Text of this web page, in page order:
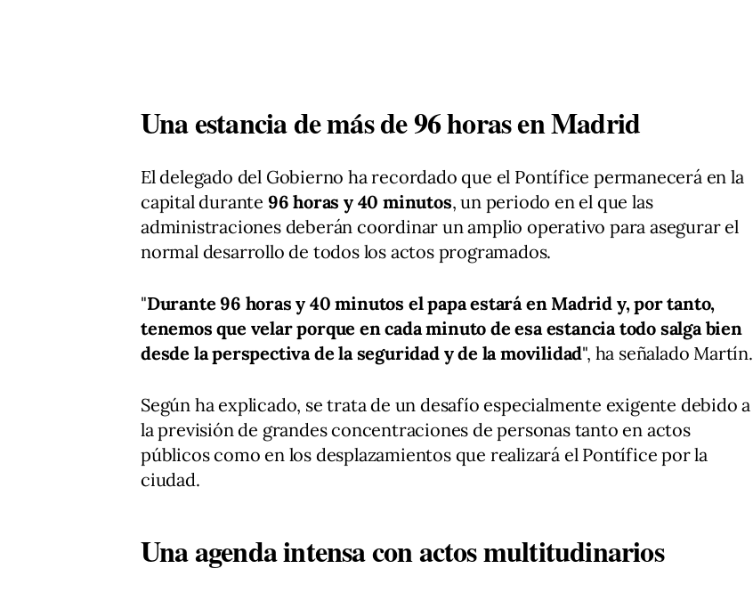
Una estancia de más de 96 horas en Madrid
El delegado del Gobierno ha recordado que el Pontífice permanecerá en la
capital durante 96 horas y 40 minutos, un periodo en el que las
administraciones deberán coordinar un amplio operativo para asegurar el
normal desarrollo de todos los actos programados.
"Durante 96 horas y 40 minutos el papa estará en Madrid y, por tanto,
tenemos que velar porque en cada minuto de esa estancia todo salga bien
desde la perspectiva de la seguridad y de la movilidad", ha señalado Martín.
Según ha explicado, se trata de un desafío especialmente exigente debido a
la previsión de grandes concentraciones de personas tanto en actos
públicos como en los desplazamientos que realizará el Pontífice por la
ciudad.
Una agenda intensa con actos multitudinarios